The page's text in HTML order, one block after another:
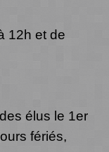
12h et de
élus le 1er
fériés,